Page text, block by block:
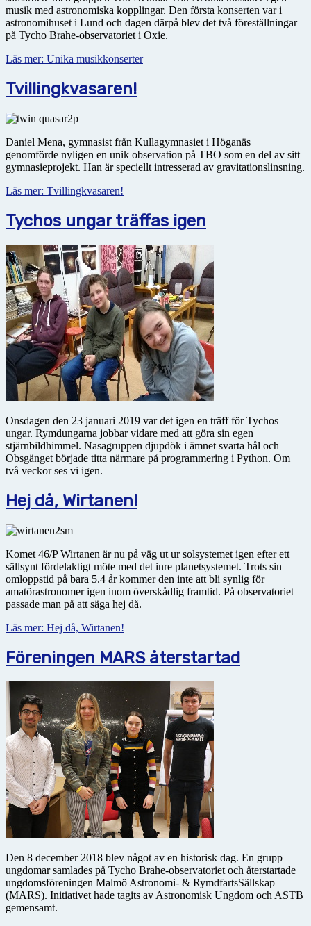
musik med astro­no­miska kopplingar. Den första konserten var i
astronomihuset i Lund och dagen därpå blev det två föreställningar
på Tycho Brahe-observatoriet i Oxie.
Läs mer: Unika musikkonserter
Tvillingkvasaren!
Daniel Mena, gymnasist från Kullagymnasiet i Höganäs
genomförde nyligen en unik observation på TBO som en del av sitt
gymnasieprojekt. Han är speciellt intresserad av gravitationslinsning.
Läs mer: Tvillingkvasaren!
Tychos ungar träffas igen
Onsdagen den 23 januari 2019 var det igen en träff för Tychos
ungar. Rymdungarna jobbar vidare med att göra sin egen
stjärnbildhimmel. Nasagruppen djupdök i ämnet svarta hål och
Obsgänget började titta närmare på programmering i Python. Om
två veckor ses vi igen.
Hej då, Wirtanen!
Komet 46/P Wirtanen är nu på väg ut ur solsystemet igen efter ett
sällsynt fördelaktigt möte med det inre planetsystemet. Trots sin
omloppstid på bara 5.4 år kommer den inte att bli synlig för
amatörastronomer igen inom överskådlig framtid. På observatoriet
passade man på att säga hej då.
Läs mer: Hej då, Wirtanen!
Föreningen MARS återstartad
Den 8 december 2018 blev något av en historisk dag. En grupp
ungdomar samlades på Tycho Brahe-observatoriet och återstartade
ungdomsföreningen Malmö Astronomi- & RymdfartsSällskap
(MARS). Initiativet hade tagits av Astronomisk Ungdom och ASTB
gemensamt.